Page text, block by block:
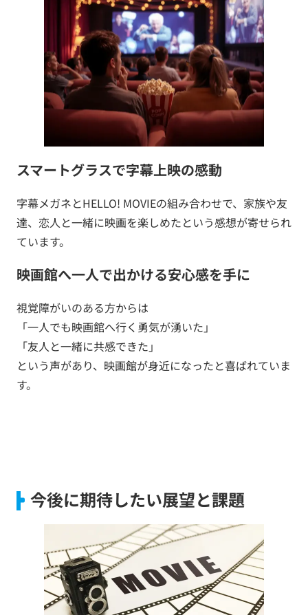
スマートグラスで字幕上映の感動
字幕メガネとHELLO! MOVIEの組み合わせで、家族や友
達、恋人と一緒に映画を楽しめたという感想が寄せられ
ています。
映画館へ一人で出かける安心感を手に
視覚障がいのある方からは
「一人でも映画館へ行く勇気が湧いた」
「友人と一緒に共感できた」
という声があり、映画館が身近になったと喜ばれていま
す。
今後に期待したい展望と課題